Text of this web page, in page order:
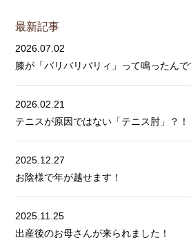
最新記事
2026.07.02
膝が「バリバリバリィ」って鳴ったんで
2026.02.21
テニスが原因ではない「テニス肘」？！
2025.12.27
お陰様で年が越せます！
2025.11.25
出産後のお母さんが来られました！